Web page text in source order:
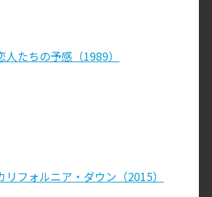
人たちの予感（1989）
リフォルニア・ダウン（2015）